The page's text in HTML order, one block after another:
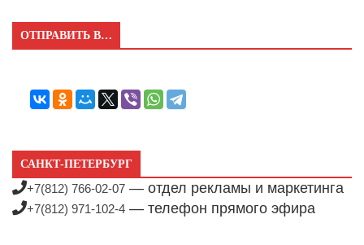
ОТПРАВИТЬ В…
САНКТ-ПЕТЕРБУРГ
+7(812) 766-02-07 — отдел рекламы и маркетинга
+7(812) 971-102-4 — телефон прямого эфира